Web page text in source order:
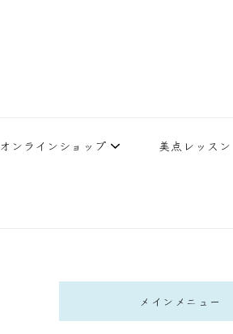
オンラインショップ 美点レッスン
メインメニュー